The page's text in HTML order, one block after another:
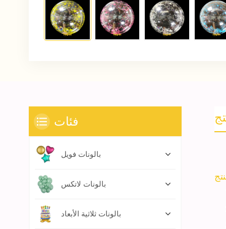
فئات
بالونات فويل
بالونات لاتكس
بالونات ثلاثية الأبعاد